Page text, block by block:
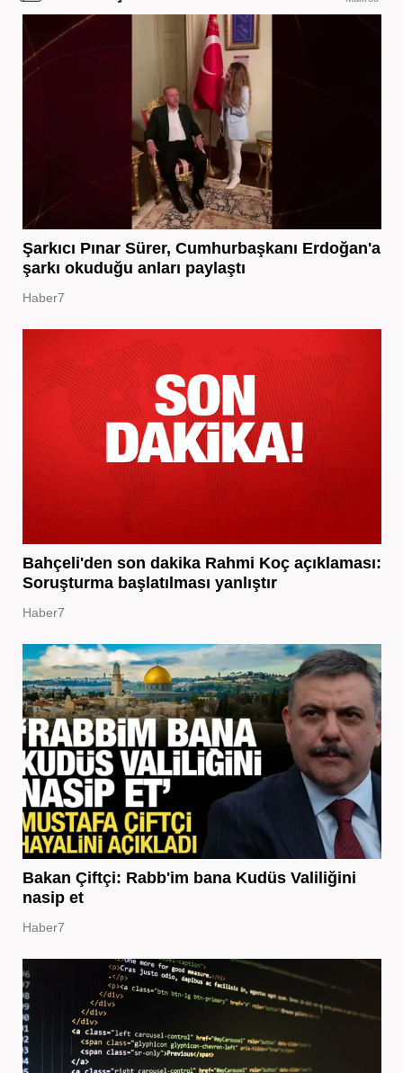
Şarkıcı Pınar Sürer, Cumhurbaşkanı Erdoğan'a
şarkı okuduğu anları paylaştı
Haber7
Bahçeli'den son dakika Rahmi Koç açıklaması:
Soruşturma başlatılması yanlıştır
Haber7
Bakan Çiftçi: Rabb'im bana Kudüs Valiliğini
nasip et
Haber7